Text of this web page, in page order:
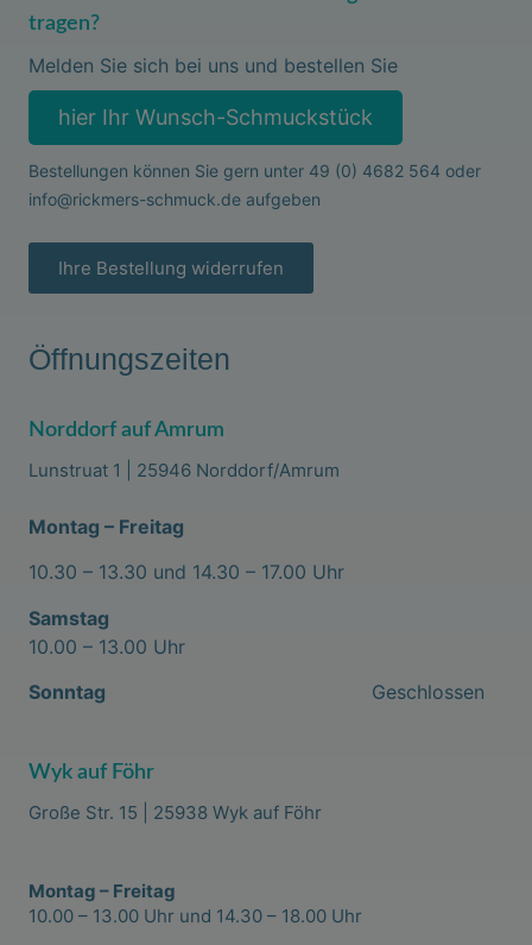
tragen?
Melden Sie sich bei uns und bestellen Sie
hier Ihr Wunsch-Schmuckstück
Bestellungen können Sie gern unter 49 (0) 4682 564 oder
info@rickmers-schmuck.deaufgeben
Ihre Bestellung widerrufen
Öffnungszeiten
Norddorf auf Amrum
Lunstruat 1 | 25946 Norddorf/Amrum
Montag – Freitag
10.30 – 13.30 und 14.30 – 17.00 Uhr
Samstag
10.00 – 13.00 Uhr
Sonntag Geschlossen
Wyk auf Föhr
Große Str. 15 | 25938 Wyk auf Föhr
Montag – Freitag
10.00 – 13.00 Uhr und 14.30 – 18.00 Uhr